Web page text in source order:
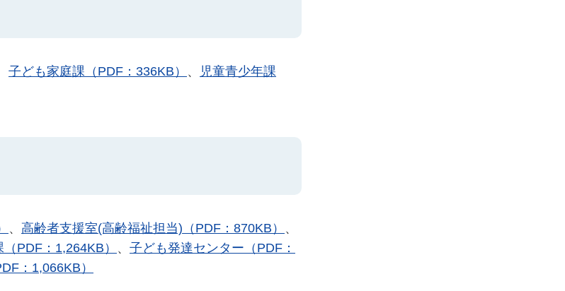
子ども家庭課（PDF：336KB） 、
児童青少年課
、 高齢者支援室(高齢福祉担当)（PDF：870KB） 、
PDF：1,264KB） 、 子ども発達センター（PDF：
：1,066KB）